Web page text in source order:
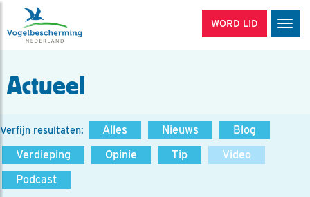
WORD LID
Actueel
Verfijn resultaten: Alles Nieuws
Blog
Verdieping
Opinie Tip
Video
Podcast